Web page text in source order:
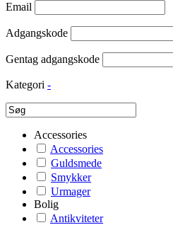
Email
Adgangskode
Gentag adgangskode
Kategori -
Accessories
Accessories
Guldsmede
Smykker
Urmager
Bolig
Antikviteter